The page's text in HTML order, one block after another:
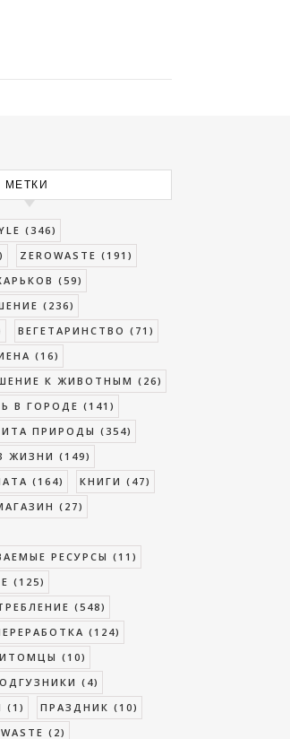
МЕТКИ
(346)
ZEROWASTE (191)
(59)
(236)
ВЕГЕТАРИНСТВО (71)
(16)
К ЖИВОТНЫМ (26)
В ГОРОДЕ (141)
ПРИРОДЫ (354)
ЖИЗНИ (149)
(164) КНИГИ (47)
(27)
РЕСУРСЫ (11)
(125)
(548)
(124)
(10)
(4)
(1) ПРАЗДНИК (10)
(2)